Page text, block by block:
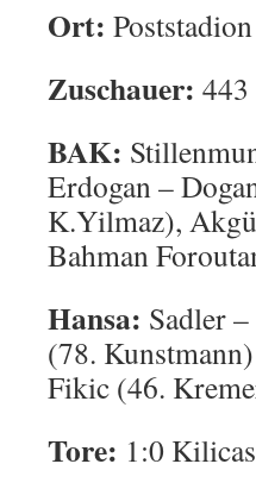
Ort: Poststadion
Zuschauer: 443
BAK:
Erdogan –
K.Yilmaz),
Bahman
Hansa: Sadler
(78.
Fikic (46.
Tore: 1:0